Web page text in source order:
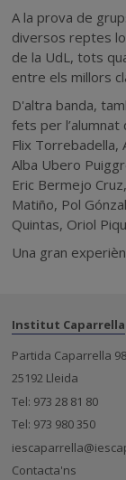
A la prova de
diversos reptes
de la UdL, tots
entre els millors
D'altra banda,
fets per l’alumnat
Flix
Alba Ubero
Eric Bermejo
Matiño, Pol
Quintas, Oriol
Una gran
Institut Caparrella
Partida Caparrella 98
25192 Lleida
Tel: 973 28 81 80
Tel: 973 980 350
Contacta'ns